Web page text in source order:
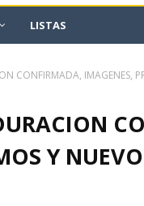
LISTAS
CONFIRMADA, IMAGENES,
Y